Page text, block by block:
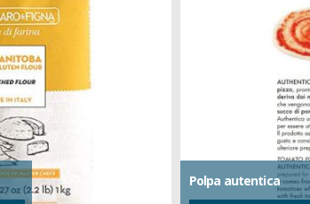
Polpa autentica